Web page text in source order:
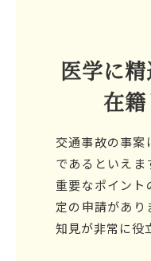
医学に
在
交通事故の事案
であるといえま
重要なポイント
定の申請があり
知見が非常に役